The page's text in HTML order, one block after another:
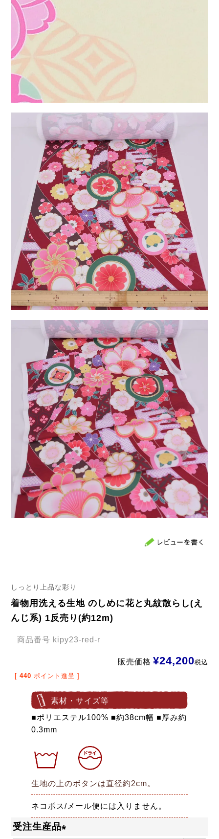
しっとり上品な彩り
着物用洗える生地 のしめに花と丸紋散らし(え
んじ系) 1反売り(約12m)
商品番号 kipy23-red-r
販売価格 ¥24,200税込
[ 440 ポイント進呈 ]
素材・サイズ等
■ポリエステル100% ■約38cm幅 ■厚み約
0.3mm
生地の上のボタンは直径約2cm。
ネコポス/メール便には入りません。
受注生産品